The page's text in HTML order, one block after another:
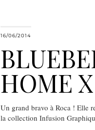
16/06/2014
HOME
Un grand bravo à Roca ! Elle
la collection Infusion